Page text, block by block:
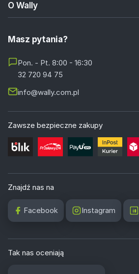
O Wally
Masz pytania?
Pon. - Pt. 8:00 - 16:30
32 720 94 75
info@wally.com.pl
Zawsze bezpieczne zakupy
Znajdź nas na
Facebook Instagram
Tak nas oceniają